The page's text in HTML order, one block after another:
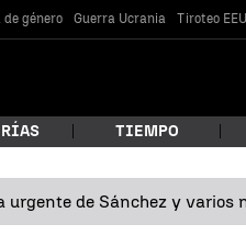
de género Guerra Ucrania Tiroteo
TIEMPO
urgente de Sánchez y